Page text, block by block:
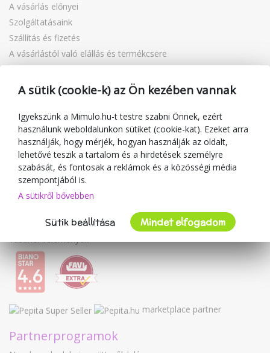
A vásárlás előnyei
Szolgáltatásaink
Szállítás és fizetés
A vásárlástól való elállás és termékcsere
Reklamáció
Ajándékutalványok
Blog
A kereskedőről
Mimulo.hu
Felhasználási feltételek
Adatvédelmi irányelvek
Együttműködés
Vásárlói vélemények
marketplace partner
Partnerprogramok
A sütik (cookie-k) az Ön kezében vannak
Igyekszünk a Mimulo.hu-t testre szabni Önnek, ezért
használunk weboldalunkon sütiket (cookie-kat). Ezeket arra
használják, hogy mérjék, hogyan használják az oldalt,
lehetővé teszik a tartalom és a hirdetések személyre
szabását, és fontosak a reklámok és a közösségi média
szempontjából is.
A sütikről bővebben
Sütik beállítása Mindet elfogadom